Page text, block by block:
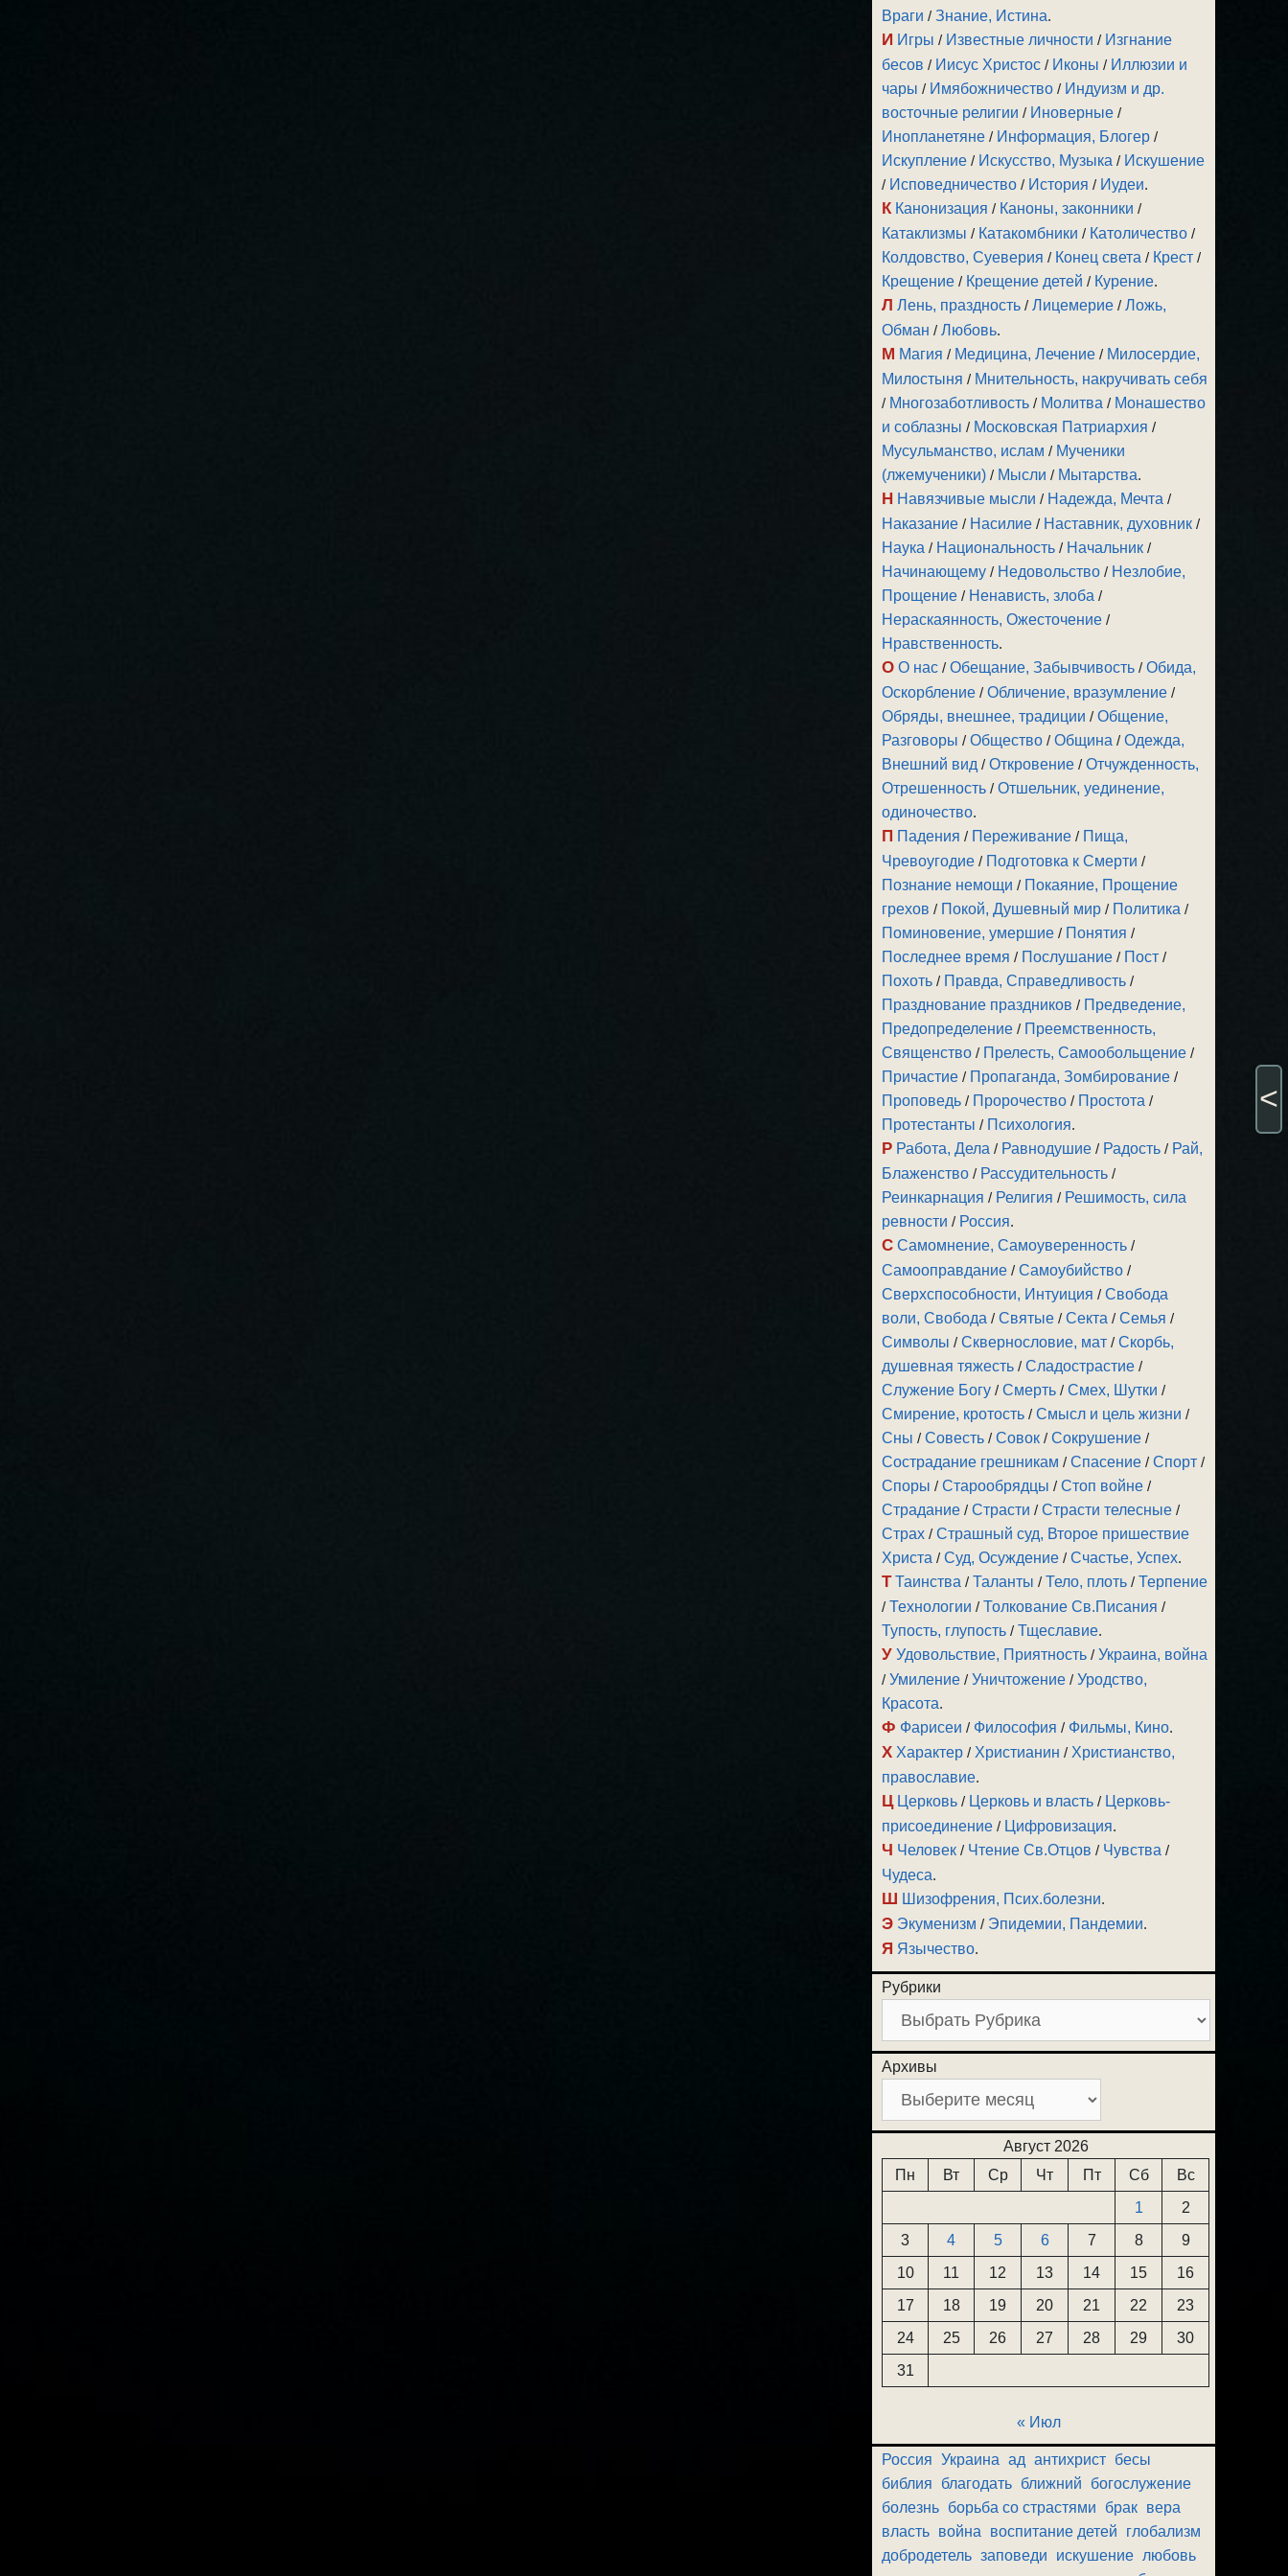
Враги /Знание, Истина.
И Игры / Известные личности / Изгнание
бесов / Иисус Христос / Иконы / Иллюзии и
чары / Имябожничество / Индуизм и др.
восточные религии / Иноверные /
Инопланетяне / Информация, Блогер /
Искупление / Искусство, Музыка / Искушение
/ Исповедничество / История / Иудеи.
К Канонизация / Каноны, законники /
Катаклизмы / Катакомбники / Католичество /
Колдовство, Суеверия / Конец света / Крест /
Крещение / Крещение детей / Курение.
Л Лень, праздность /Лицемерие /Ложь,
Обман /Любовь.
М Магия / Медицина, Лечение / Милосердие,
Милостыня / Мнительность, накручивать себя
/ Многозаботливость / Молитва / Монашество
и соблазны / Московская Патриархия /
Мусульманство, ислам / Мученики
(лжемученики) / Мысли / Мытарства.
Н Навязчивые мысли / Надежда, Мечта /
Наказание / Насилие / Наставник, духовник /
Наука / Национальность / Начальник /
Начинающему / Недовольство / Незлобие,
Прощение / Ненависть, злоба /
Нераскаянность, Ожесточение /
Нравственность.
О О нас /Обещание, Забывчивость /Обида,
Оскорбление /Обличение, вразумление /
Обряды, внешнее, традиции /Общение,
Разговоры /Общество /Община /Одежда,
Внешний вид /Откровение /Отчужденность,
Отрешенность /Отшельник, уединение,
одиночество.
П Падения / Переживание / Пища,
Чревоугодие / Подготовка к Смерти /
Познание немощи / Покаяние, Прощение
грехов / Покой, Душевный мир / Политика /
Поминовение, умершие / Понятия /
Последнее время / Послушание / Пост /
Похоть / Правда, Справедливость /
Празднование праздников / Предведение,
Предопределение / Преемственность,
Священство / Прелесть, Самообольщение /
Причастие / Пропаганда, Зомбирование /
Проповедь / Пророчество / Простота /
Протестанты / Психология.
Р Работа, Дела / Равнодушие / Радость / Рай,
Блаженство / Рассудительность /
Реинкарнация / Религия / Решимость, сила
ревности / Россия.
С Самомнение, Самоуверенность /
Самооправдание /Самоубийство /
Сверхспособности, Интуиция /Свобода
воли, Свобода /Святые /Секта /Семья /
Символы /Сквернословие, мат /Скорбь,
душевная тяжесть /Сладострастие /
Служение Богу /Смерть /Смех, Шутки /
Смирение, кротость /Смысл и цель жизни /
Сны /Совесть /Совок /Сокрушение /
Сострадание грешникам /Спасение /Спорт /
Споры /Старообрядцы /Стоп войне /
Страдание /Страсти /Страсти телесные /
Страх /Страшный суд, Второе пришествие
Христа /Суд, Осуждение /Счастье, Успех.
Т Таинства /Таланты /Тело, плоть /Терпение
/Технологии /Толкование Св.Писания /
Тупость, глупость /Тщеславие.
У Удовольствие, Приятность /Украина, война
/Умиление /Уничтожение /Уродство,
Красота.
Ф Фарисеи / Философия / Фильмы, Кино.
Х Характер / Христианин / Христианство,
православие.
Ц Церковь / Церковь и власть / Церковь-
присоединение / Цифровизация.
Ч Человек / Чтение Св.Отцов / Чувства /
Чудеса.
Ш Шизофрения, Псих.болезни.
Э Экуменизм / Эпидемии, Пандемии.
Я Язычество.
Рубрики
Архивы
Август 2026
Пн
Вт Ср Чт Пт Сб
Вс
1
2
3
4 5 6 7 8
9
10
11 12 13 14 15
16
17
18 19 20 21 22
23
24
25 26 27 28 29
30
31
« Июл
Россия Украина ад антихрист бесы
библия
благодать ближний
богослужение
болезнь борьба со страстями брак вера
власть война воспитание детей
глобализм
добродетель заповеди искушение любовь
<